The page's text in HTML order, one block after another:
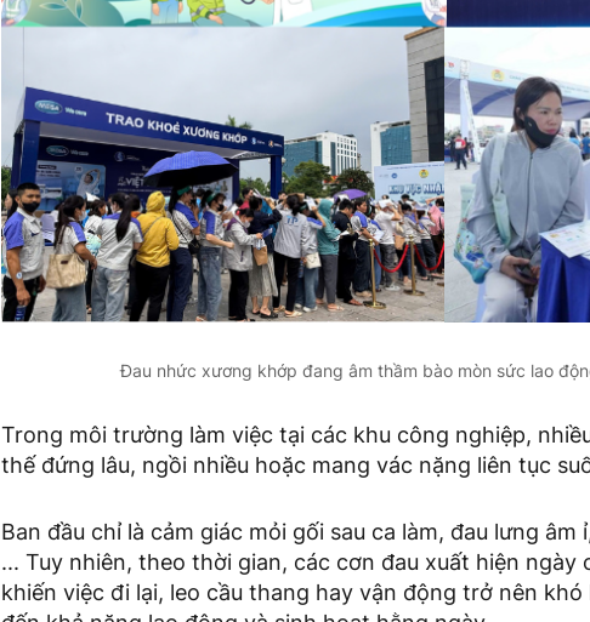
Đau nhức xương khớp đang âm thầm bào mòn sức lao
Trong môi trường làm việc tại các khu công nghiệp,
thế đứng lâu, ngồi nhiều hoặc mang vác nặng liên tục
Ban đầu chỉ là cảm giác mỏi gối sau ca làm, đau lưng
... Tuy nhiên, theo thời gian, các cơn đau xuất hiện ngày
khiến việc đi lại, leo cầu thang hay vận động trở nên